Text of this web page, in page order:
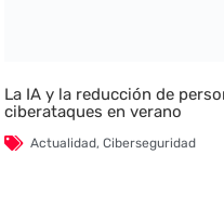
La IA y la reducción de
ciberataques en verano
Actualidad,Ciberseguridad